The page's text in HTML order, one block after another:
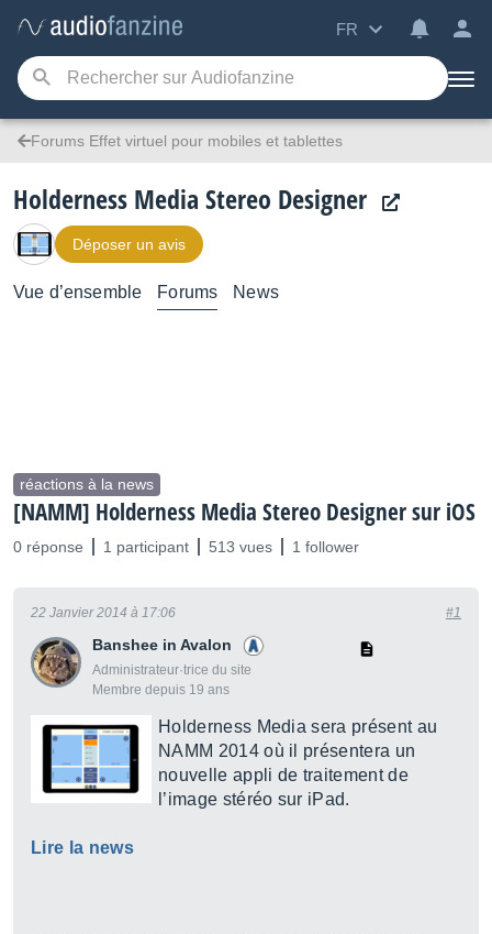
FR
Forums Effet virtuel pour mobiles et tablettes
Holderness Media Stereo Designer
Déposer un avis
Vue d’ensemble Forums News
réactions à la news
[NAMM] Holderness Media Stereo Designer sur iOS
0 réponse 1 participant 513 vues 1 follower
Banshee in Avalon
Administrateur·trice du site
Membre depuis 19 ans
22 Janvier 2014 à 17:06 #1
Holderness Media sera présent au
NAMM 2014 où il présentera un
nouvelle appli de traitement de
l’image stéréo sur iPad.
Lire la news